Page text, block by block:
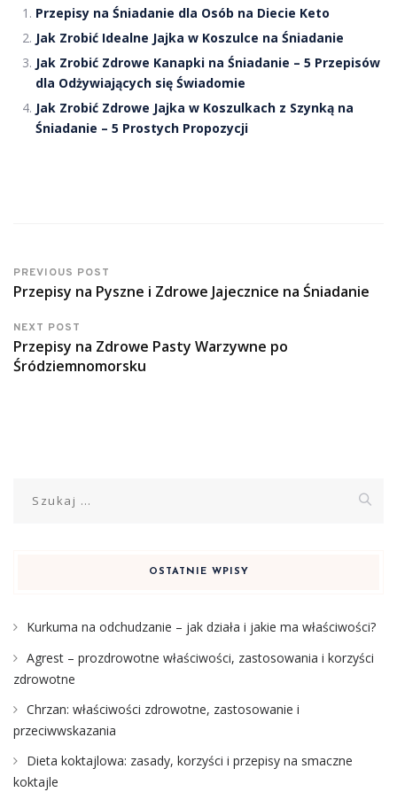
Przepisy na Śniadanie dla Osób na Diecie Keto
Jak Zrobić Idealne Jajka w Koszulce na Śniadanie
Jak Zrobić Zdrowe Kanapki na Śniadanie – 5 Przepisów
dla Odżywiających się Świadomie
Jak Zrobić Zdrowe Jajka w Koszulkach z Szynką na
Śniadanie – 5 Prostych Propozycji
PREVIOUS POST
Przepisy na Pyszne i Zdrowe Jajecznice na Śniadanie
NEXT POST
Przepisy na Zdrowe Pasty Warzywne po
Śródziemnomorsku
OSTATNIE WPISY
Kurkuma na odchudzanie – jak działa i jakie ma właściwości?
Agrest – prozdrowotne właściwości, zastosowania i korzyści
zdrowotne
Chrzan: właściwości zdrowotne, zastosowanie i
przeciwwskazania
Dieta koktajlowa: zasady, korzyści i przepisy na smaczne
koktajle